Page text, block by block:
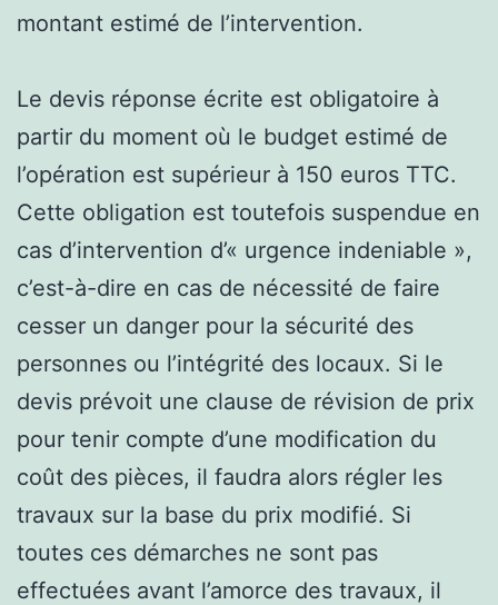
montant estimé de l’intervention.
Le devis réponse écrite est obligatoire à
partir du moment où le budget estimé de
l’opération est supérieur à 150 euros TTC.
Cette obligation est toutefois suspendue en
cas d’intervention d’« urgence indeniable »,
c’est-à-dire en cas de nécessité de faire
cesser un danger pour la sécurité des
personnes ou l’intégrité des locaux. Si le
devis prévoit une clause de révision de prix
pour tenir compte d’une modification du
coût des pièces, il faudra alors régler les
travaux sur la base du prix modifié. Si
toutes ces démarches ne sont pas
effectuées avant l’amorce des travaux, il